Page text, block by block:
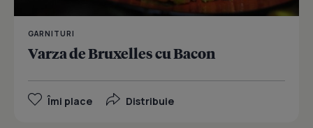
GARNITURI
Varza de Bruxelles cu Bacon
Îmi place Distribuie